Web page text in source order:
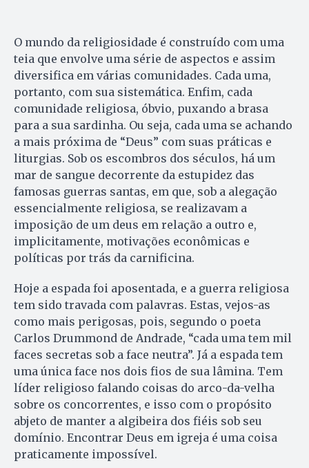
O mundo da religiosidade é construído com uma
teia que envolve uma série de aspectos e assim
diversifica em várias comunidades. Cada uma,
portanto, com sua sistemática. Enfim, cada
comunidade religiosa, óbvio, puxando a brasa
para a sua sardinha. Ou seja, cada uma se achando
a mais próxima de “Deus” com suas práticas e
liturgias. Sob os escombros dos séculos, há um
mar de sangue decorrente da estupidez das
famosas guerras santas, em que, sob a alegação
essencialmente religiosa, se realizavam a
imposição de um deus em relação a outro e,
implicitamente, motivações econômicas e
políticas por trás da carnificina.
Hoje a espada foi aposentada, e a guerra religiosa
tem sido travada com palavras. Estas, vejos-as
como mais perigosas, pois, segundo o poeta
Carlos Drummond de Andrade, “cada uma tem mil
faces secretas sob a face neutra”. Já a espada tem
uma única face nos dois fios de sua lâmina. Tem
líder religioso falando coisas do arco-da-velha
sobre os concorrentes, e isso com o propósito
abjeto de manter a algibeira dos fiéis sob seu
domínio. Encontrar Deus em igreja é uma coisa
praticamente impossível.